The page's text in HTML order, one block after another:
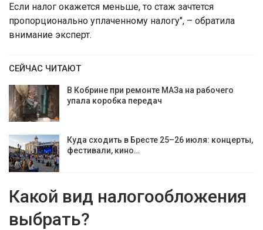
Если налог окажется меньше, то стаж зачтется
пропорционально уплаченному налогу", – обратила
внимание эксперт.
СЕЙЧАС ЧИТАЮТ
В Кобрине при ремонте МАЗа на рабочего
упала коробка передач
Куда сходить в Бресте 25–26 июля: концерты,
фестивали, кино…
Какой вид налогообложения
выбрать?